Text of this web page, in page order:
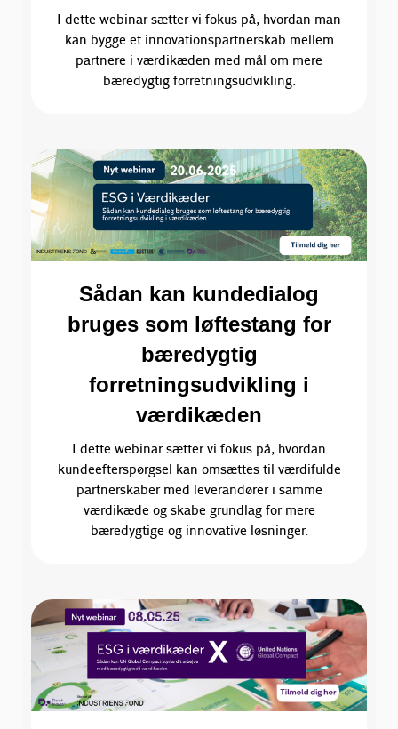
I dette webinar sætter vi fokus på, hvordan man
kan bygge et innovationspartnerskab mellem
partnere i værdikæden med mål om mere
bæredygtig forretningsudvikling.
Sådan kan kundedialog
bruges som løftestang for
bæredygtig
forretningsudvikling i
værdikæden
I dette webinar sætter vi fokus på, hvordan
kundeefterspørgsel kan omsættes til værdifulde
partnerskaber med leverandører i samme
værdikæde og skabe grundlag for mere
bæredygtige og innovative løsninger.